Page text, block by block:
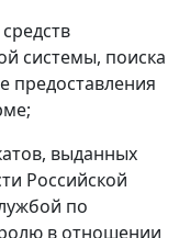
системы, поиска
предоставления
выданных
Российской
по
в отношении